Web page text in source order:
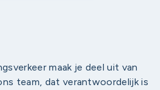
maak je deel uit van
team, dat verantwoordelijk is